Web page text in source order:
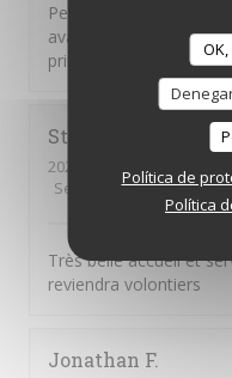
Política de
Política
Personnel accueillant
avait moins de choix
principaux Sinon bonne
Stéphanie
2023-03-05
- 12:00 -
Servicio
5/5 Ambiente:
Très belle accueil et
reviendra volontiers
Jonathan F